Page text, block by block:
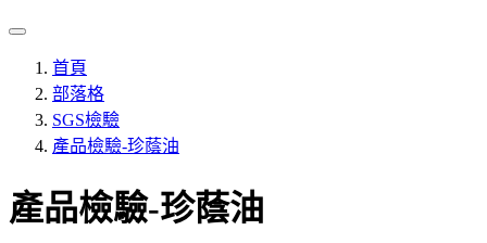
首頁
部落格
SGS檢驗
產品檢驗-珍蔭油
產品檢驗-珍蔭油